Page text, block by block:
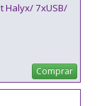
Halyx/ 7xUSB/
Comprar